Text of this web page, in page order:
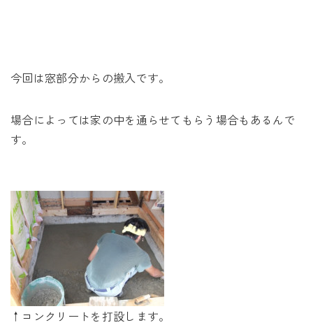
今回は窓部分からの搬入です。
場合によっては家の中を通らせてもらう場合もあるんで
す。
↑コンクリートを打設します。